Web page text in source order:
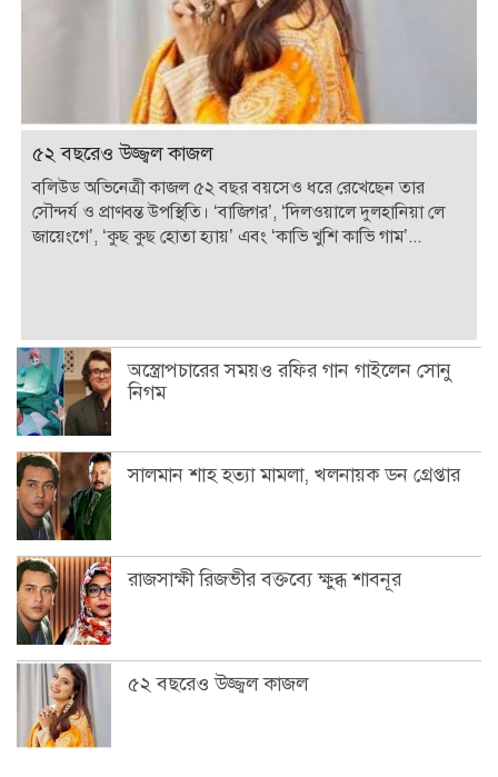
৫২ বছরেও উজ্জ্বল কাজল
বলিউড অভিনেত্রী কাজল ৫২ বছর বয়সেও ধরে রেখেছেন তার
সৌন্দর্য ও প্রাণবন্ত উপস্থিতি। ‘বাজিগর’, ‘দিলওয়ালে দুলহানিয়া লে
জায়েংগে’, ‘কুছ কুছ হোতা হ্যায়’ এবং ‘কাভি খুশি কাভি গাম’...
অস্ত্রোপচারের সময়ও রফির গান গাইলেন সোনু
নিগম
সালমান শাহ হত্যা মামলা, খলনায়ক ডন গ্রেপ্তার
রাজসাক্ষী রিজভীর বক্তব্যে ক্ষুব্ধ শাবনূর
৫২ বছরেও উজ্জ্বল কাজল